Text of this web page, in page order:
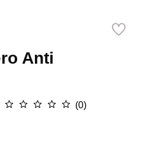
Anti
☆ ☆ ☆ ☆ ☆ (0)